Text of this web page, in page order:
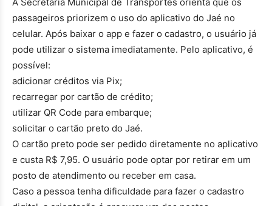
passageiros priorizem o uso do aplicativo do Jaé no
celular. Após baixar o app e fazer o cadastro, o usuário já
pode utilizar o sistema imediatamente. Pelo aplicativo, é
possível:
adicionar créditos via Pix;
recarregar por cartão de crédito;
utilizar QR Code para embarque;
solicitar o cartão preto do Jaé.
O cartão preto pode ser pedido diretamente no aplicativo
e custa R$ 7,95. O usuário pode optar por retirar em um
posto de atendimento ou receber em casa.
Caso a pessoa tenha dificuldade para fazer o cadastro